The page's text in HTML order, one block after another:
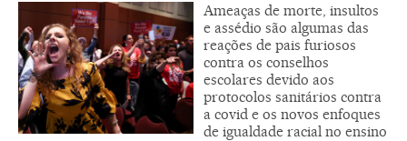
Ameaças de morte, insultos
e assédio são algumas das
reações de pais furiosos
contra os conselhos
escolares devido aos
protocolos sanitários contra
a covid e os novos enfoques
de igualdade racial no ensino